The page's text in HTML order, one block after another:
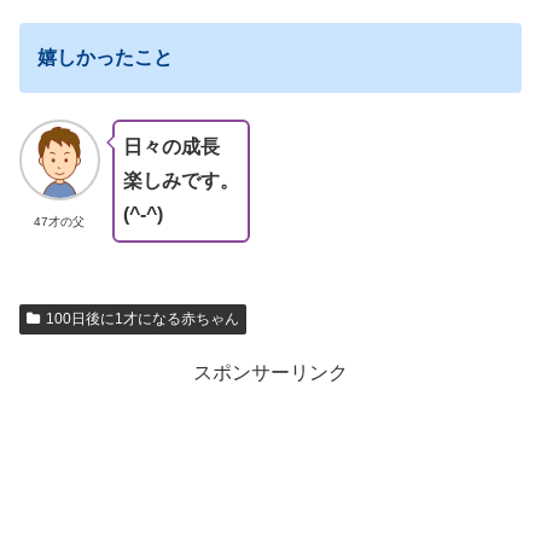
嬉しかったこと
47才の父
日々の成長
楽しみです。
(^-^)
100日後に1才になる赤ちゃん
スポンサーリンク